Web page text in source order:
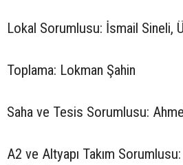
Lokal Sorumlusu: İsmail Sineli,
Toplama: Lokman Şahin
Saha ve Tesis Sorumlusu:
A2 ve Altyapı Takım